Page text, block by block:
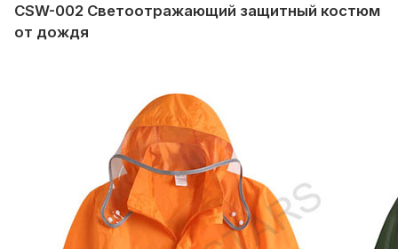
CSW-002 Светоотражающий защитный костюм
от дождя